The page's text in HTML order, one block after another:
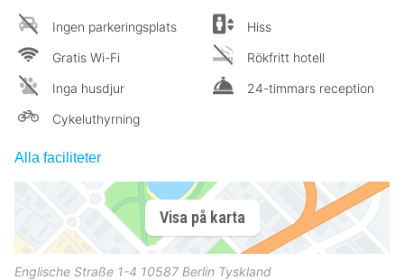
Ingen parkeringsplats
Gratis Wi-Fi
Inga husdjur
Cykeluthyrning
Hiss
Rökfritt hotell
24-timmars reception
Alla faciliteter
Visa på karta
Englische Straße 1-4 10587 Berlin Tyskland